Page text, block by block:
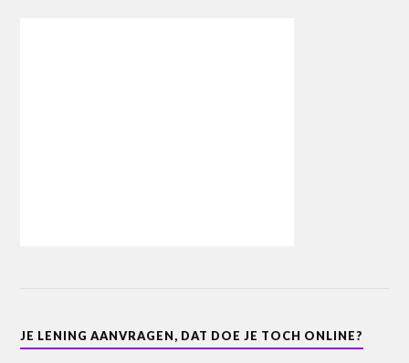
JE LENING AANVRAGEN, DAT DOE JE TOCH ONLINE?